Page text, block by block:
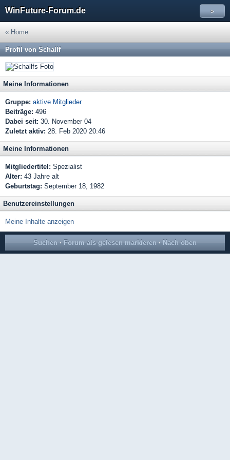
WinFuture-Forum.de »
« Home
Profil von Schallf
Meine Informationen
Gruppe: aktive Mitglieder
Beiträge: 496
Dabei seit: 30. November 04
Zuletzt aktiv: 28. Feb 2020 20:46
Meine Informationen
Mitgliedertitel: Spezialist
Alter: 43 Jahre alt
Geburtstag: September 18, 1982
Benutzereinstellungen
Meine Inhalte anzeigen
Suchen · Forum als gelesen markieren · Nach oben